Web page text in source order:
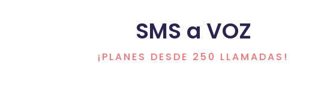
SMS a VOZ
¡PLANES DESDE 250 LLAMADAS!